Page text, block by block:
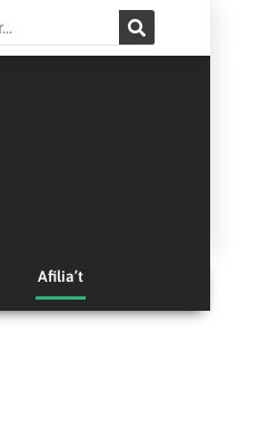
Afilia’t